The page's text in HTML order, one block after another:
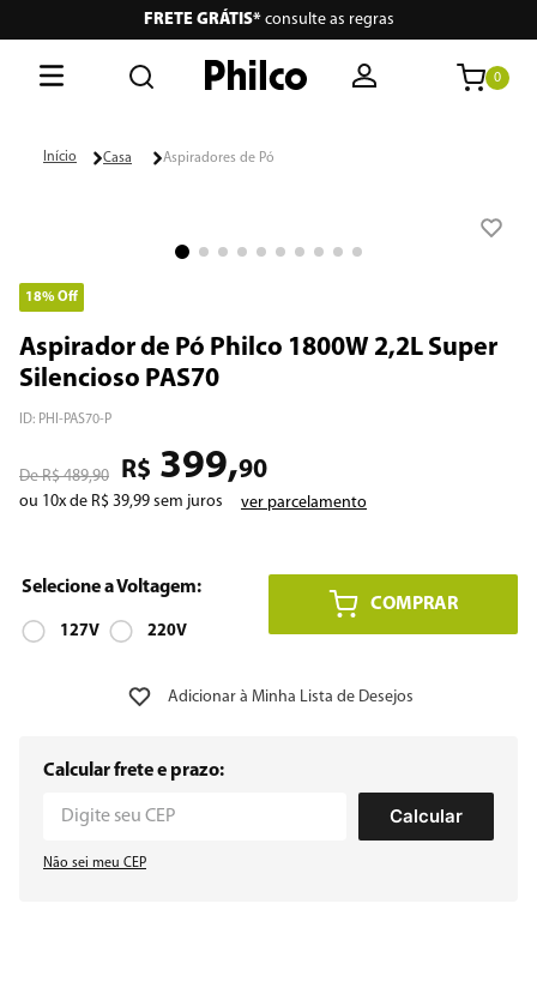
FRETE GRÁTIS*consulte as regras
0
Casa Aspiradores de Pó
18%Off
Aspirador de Pó Philco 1800W 2,2L Super
Silencioso PAS70
ID: PHI-PAS70-P
R$ 489,90 R$ 399,90
ou 10x de R$ 39,99 sem juros ver parcelamento
127V 220V
COMPRAR
Calcular frete e prazo:
Calcular
Não sei meu CEP
º lava seca
3º escova secadora
4º air fryer
6º portátil
8º embutir
9º geladeira